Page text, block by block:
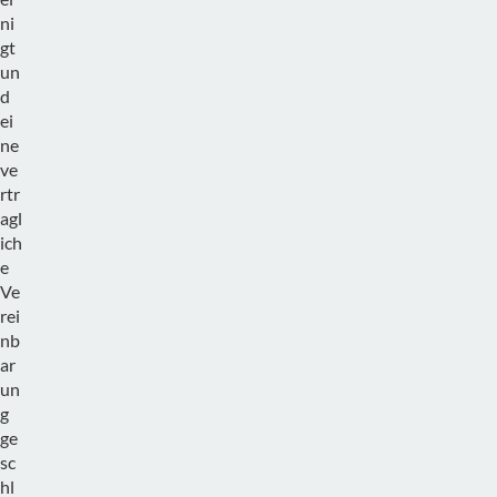
ni
gt
un
d
ei
ne
ve
rtr
agl
ich
e
Ve
rei
nb
ar
un
g
ge
sc
hl